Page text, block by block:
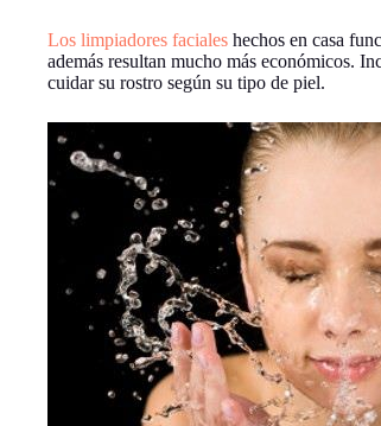
Los limpiadores faciales hechos en casa
además resultan mucho más económicos.
cuidar su rostro según su tipo de piel.